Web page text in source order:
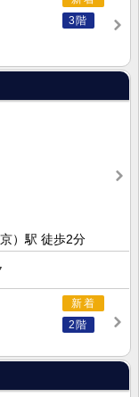
3階
）駅 徒歩2分
新着
2階